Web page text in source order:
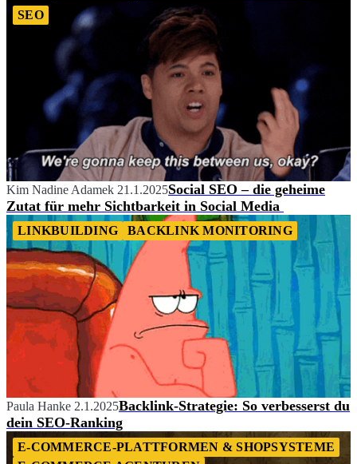
SEO
Kim Nadine Adamek 21.1.2025Social SEO – die geheime
Zutat für mehr Sichtbarkeit in Social Media
LINKBUILDING BACKLINK MONITORING
Paula Hanke 2.1.2025Backlink-Strategie: So verbesserst du
dein SEO-Ranking
E-COMMERCE-PLATTFORMEN & SHOPSYSTEME